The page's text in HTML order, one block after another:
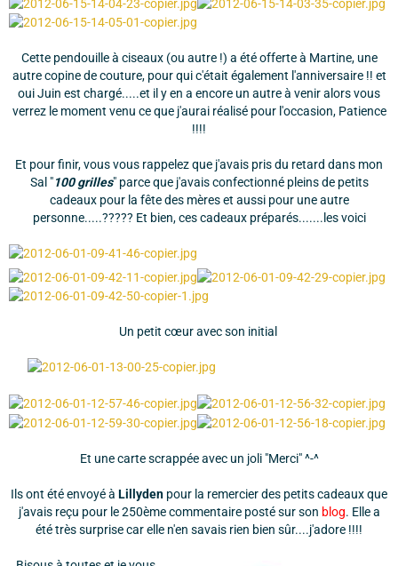
Cette pendouille à ciseaux (ou autre !) a été offerte à Martine, une
autre copine de couture, pour qui c'était également l'anniversaire !! et
oui Juin est chargé.....et il y en a encore un autre à venir alors vous
verrez le moment venu ce que j'aurai réalisé pour l'occasion, Patience
!!!!
Et pour finir, vous vous rappelez que j'avais pris du retard dans mon
Sal "100 grilles" parce que j'avais confectionné pleins de petits
cadeaux pour la fête des mères et aussi pour une autre
personne.....????? Et bien, ces cadeaux préparés.......les voici
Un petit cœur avec son initial
Et une carte scrappée avec un joli "Merci" ^-^
Ils ont été envoyé à Lillyden pour la remercier des petits cadeaux que
j'avais reçu pour le 250ème commentaire posté sur son blog. Elle a
été très surprise car elle n'en savais rien bien sûr....j'adore !!!!